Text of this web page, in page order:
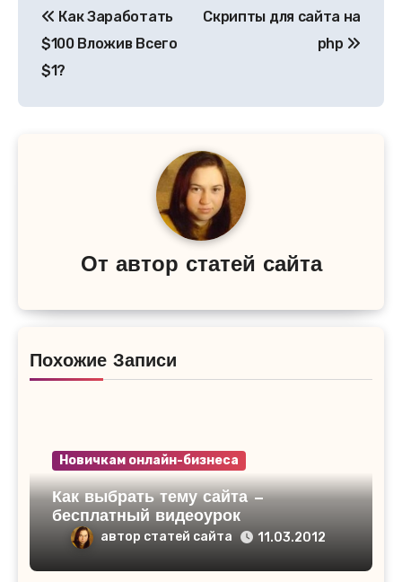
по
записям
Как Заработать
$100 Вложив Всего
$1?
Скрипты для сайта на
php
От автор статей сайта
Похожие Записи
Новичкам онлайн-бизнеса
Как выбрать тему сайта —
бесплатный видеоурок
автор статей сайта 11.03.2012